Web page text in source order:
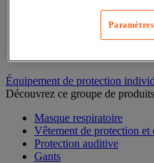
Box de stockage
Bac de rétention
Équipement de protection
Découvrez ce groupe de produits
Masque respiratoire
Vêtement de protection et
Protection auditive
Gants